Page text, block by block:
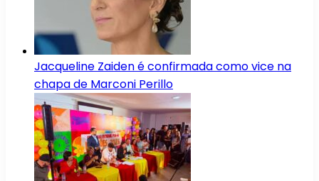
Jacqueline Zaiden é confirmada como vice na
chapa de Marconi Perillo